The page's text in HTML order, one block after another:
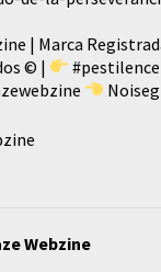
| Marca
© |
#pestilence
Webzine